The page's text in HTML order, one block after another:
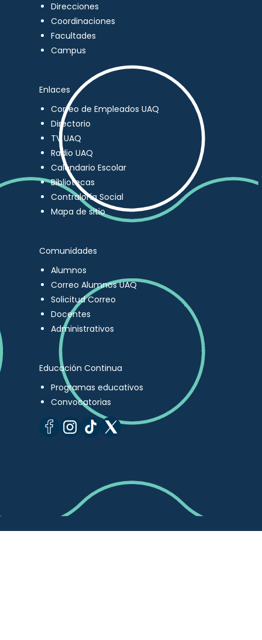
Direcciones
Coordinaciones
Facultades
Campus
Enlaces
Correo de Empleados UAQ
Directorio
TV UAQ
Radio UAQ
Calendario Escolar
Bibliotecas
Contraloría Social
Mapa de sitio
Comunidades
Alumnos
Correo Alumnos UAQ
Solicitud Correo
Docentes
Administrativos
Educación Continua
Programas educativos
Convocatorias